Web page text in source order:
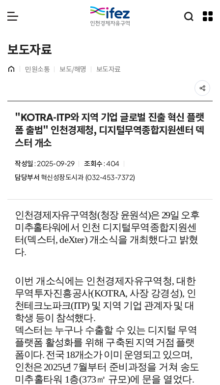
IFEZ 인천경제자유구역 통합검색
보도자료
민원소통 보도/해명
보도자료
공
"KOTRA-ITP와 지역 기업 글로벌 진출 혁신 플랫
폼 출범" 인천경제청, 디지털무역종합지원센터 덱
스터 개소
작성일 : 2025-09-29 조회수: 404
담당부서 혁신성장도시과 (032-453-7372)
인천경제자유구역청(청장 윤원석)은 29일 오후
미추홀타워에서 인천 디지털무역종합지원센
터(덱스터, deXter) 개소식을 개최했다고 밝혔
다.
이번 개소식에는 인천경제자유구역청, 대한
무역투자진흥공사(KOTRA, 사장 강경성), 인
천테크노파크(ITP) 및 지역 기업 관계자 및 대
학생 등이 참석했다.
덱스터는 누구나 수출할 수 있는 디지털 무역
플랫폼 활성화를 위해 구축된 지역 거점 플랫
폼이다.전국18개소가 이미 운영되고 있으며,
인천은2025년 7월부터 준비과정을 거쳐 송도
미추홀타워 1층(373㎡ 규모)에 문을 열었다.